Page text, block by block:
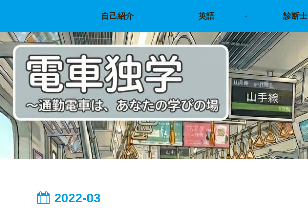
自己紹介 英語 診断士
2022-03